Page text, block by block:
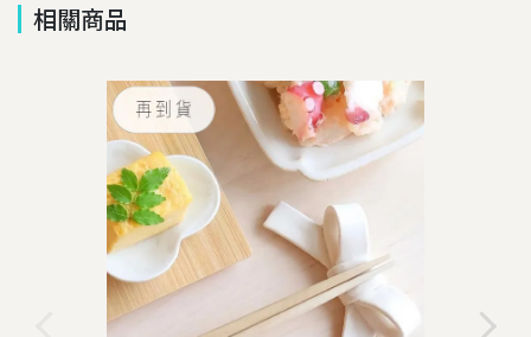
相關商品